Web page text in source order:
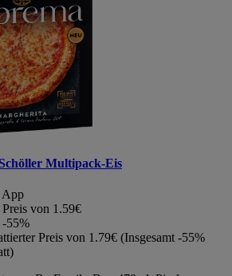
Schöller Multipack-Eis
App
von 1.59€
-55%
Preis von 1.79€ (Insgesamt -55%